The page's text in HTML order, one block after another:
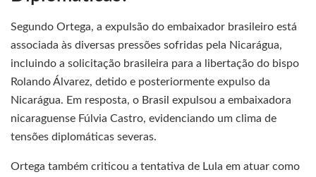
Segundo Ortega, a expulsão do embaixador brasileiro está
associada às diversas pressões sofridas pela Nicarágua,
incluindo a solicitação brasileira para a libertação do bispo
Rolando Álvarez, detido e posteriormente expulso da
Nicarágua. Em resposta, o Brasil expulsou a embaixadora
nicaraguense Fúlvia Castro, evidenciando um clima de
tensões diplomáticas severas.
Ortega também criticou a tentativa de Lula em atuar como